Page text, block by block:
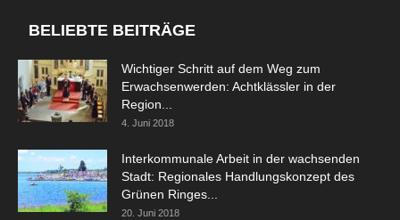
BELIEBTE BEITRÄGE
Wichtiger Schritt auf dem Weg zum
Erwachsenwerden: Achtklässler in der
Region...
4. Juni 2018
Interkommunale Arbeit in der wachsenden
Stadt: Regionales Handlungskonzept des
Grünen Ringes...
20. Juni 2018